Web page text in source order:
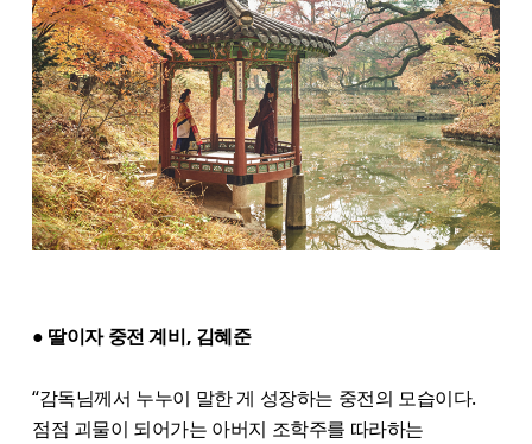
● 딸이자 중전 계비, 김혜준
“감독님께서 누누이 말한 게 성장하는 중전의 모습이다.
점점 괴물이 되어가는 아버지 조학주를 따라하는